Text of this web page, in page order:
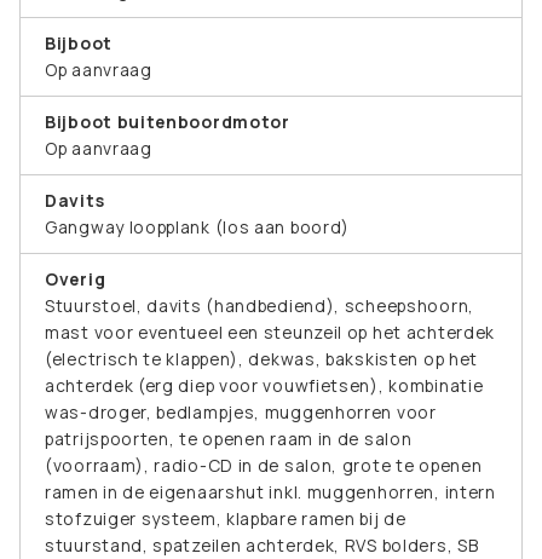
Bijboot
Op aanvraag
Bijboot buitenboordmotor
Op aanvraag
Davits
Gangway loopplank (los aan boord)
Overig
Stuurstoel, davits (handbediend), scheepshoorn,
mast voor eventueel een steunzeil op het achterdek
(electrisch te klappen), dekwas, bakskisten op het
achterdek (erg diep voor vouwfietsen), kombinatie
was-droger, bedlampjes, muggenhorren voor
patrijspoorten, te openen raam in de salon
(voorraam), radio-CD in de salon, grote te openen
ramen in de eigenaarshut inkl. muggenhorren, intern
stofzuiger systeem, klapbare ramen bij de
stuurstand, spatzeilen achterdek, RVS bolders, SB